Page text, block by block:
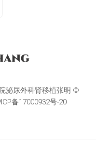
泌尿外科肾移植张明 ©
备17000932号-20